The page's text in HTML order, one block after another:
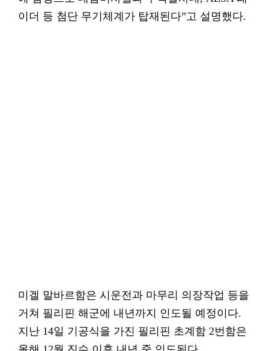
이더 등 첨단 무기체계가 탑재된다”고 설명했다.
미겔 말바르함은 시운전과 마무리 의장작업 등을
거쳐 필리핀 해군에 내년까지 인도될 예정이다.
지난 14일 기공식을 가진 필리핀 초계함 2번함은